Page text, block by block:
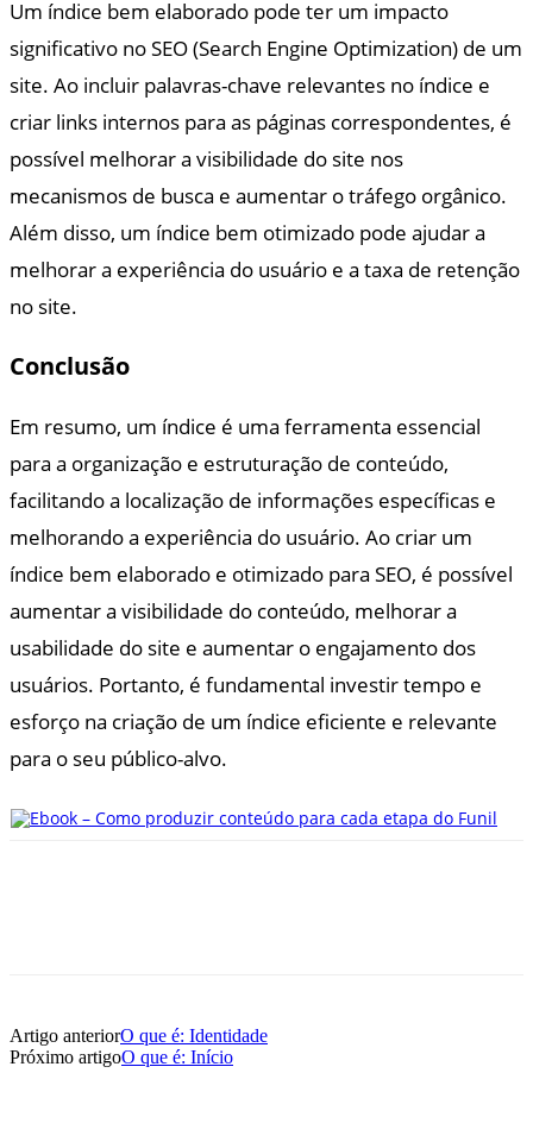
Um índice bem elaborado pode ter um impacto
significativo no SEO (Search Engine Optimization) de um
site. Ao incluir palavras-chave relevantes no índice e
criar links internos para as páginas correspondentes, é
possível melhorar a visibilidade do site nos
mecanismos de busca e aumentar o tráfego orgânico.
Além disso, um índice bem otimizado pode ajudar a
melhorar a experiência do usuário e a taxa de retenção
no site.
Conclusão
Em resumo, um índice é uma ferramenta essencial
para a organização e estruturação de conteúdo,
facilitando a localização de informações específicas e
melhorando a experiência do usuário. Ao criar um
índice bem elaborado e otimizado para SEO, é possível
aumentar a visibilidade do conteúdo, melhorar a
usabilidade do site e aumentar o engajamento dos
usuários. Portanto, é fundamental investir tempo e
esforço na criação de um índice eficiente e relevante
para o seu público-alvo.
Artigo anteriorO que é: Identidade
Próximo artigoO que é: Início